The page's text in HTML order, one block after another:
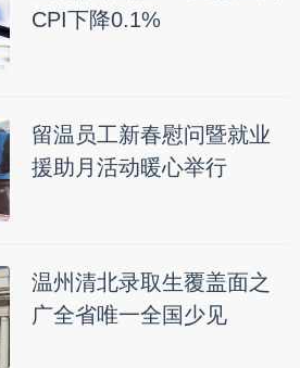
CPI下降0.1%
留温员工新春慰问暨就业
援助月活动暖心举行
温州清北录取生覆盖面之
广全省唯一全国少见